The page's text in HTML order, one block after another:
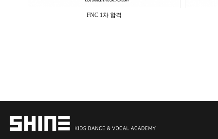
FNC 1차 합격